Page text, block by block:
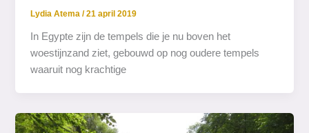
Lydia Atema/21 april 2019
In Egypte zijn de tempels die je nu boven het
woestijnzand ziet, gebouwd op nog oudere tempels
waaruit nog krachtige